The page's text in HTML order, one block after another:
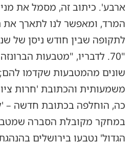
ארבע'. כיתוב זה, מסמל את
המרד, ומאפשר לנו לתארך את
"70. לדבריו, "מטבעות
שונים מהמטבעות שקדמו
משמעותית והכתובת 'חרות
כה, הוחלפה בכתובת חדשה –
במחקר מקובלת הסברה
הגדול' נטבעו בירושלים